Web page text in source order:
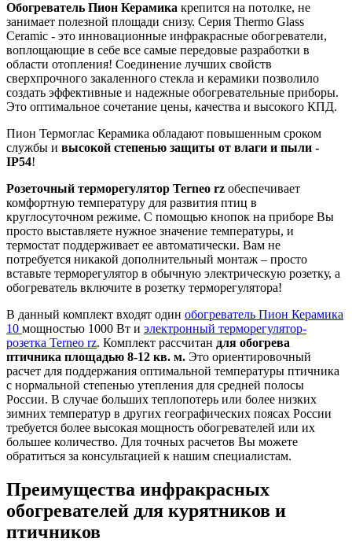
Обогреватель Пион Керамика крепится на потолке, не
занимает полезной площади снизу. Серия Thermo Glass
Ceramic - это инновационные инфракрасные обогреватели,
воплощающие в себе все самые передовые разработки в
области отопления! Соединение лучших свойств
сверхпрочного закаленного стекла и керамики позволило
создать эффективные и надежные обогревательные приборы.
Это оптимальное сочетание цены, качества и высокого КПД.
Пион Термоглас Керамика обладают повышенным сроком
службы и высокой степенью защиты от влаги и пыли -
IP54!
Розеточный терморегулятор Terneo rz обеспечивает
комфортную температуру для развития птиц в
круглосуточном режиме. С помощью кнопок на приборе Вы
просто выставляете нужное значение температуры, и
термостат поддерживает ее автоматически. Вам не
потребуется никакой дополнительный монтаж – просто
вставьте терморегулятор в обычную электрическую розетку, а
обогреватель включите в розетку терморегулятора!
В данный комплект входят один обогреватель Пион Керамика
10 мощностью 1000 Вт и электронный терморегулятор-
розетка Terneo rz. Комплект рассчитан для обогрева
птичника площадью 8-12 кв. м. Это ориентировочный
расчет для поддержания оптимальной температуры птичника
с нормальной степенью утепления для средней полосы
России. В случае больших теплопотерь или более низких
зимних температур в других географических поясах России
требуется более высокая мощность обогревателей или их
большее количество. Для точных расчетов Вы можете
обратиться за консультацией к нашим специалистам.
Преимущества инфракрасных
обогревателей для курятников и
птичников